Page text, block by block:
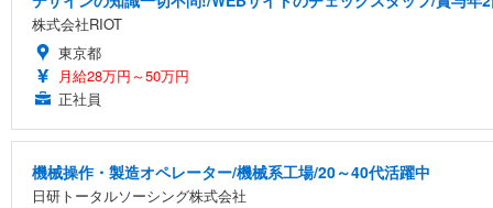
株式会社RIOT
東京都
月給28万円～50万円
正社員
機械操作・製造オペレーター/機械系工場/20～40代活躍中
日研トータルソーシング株式会社